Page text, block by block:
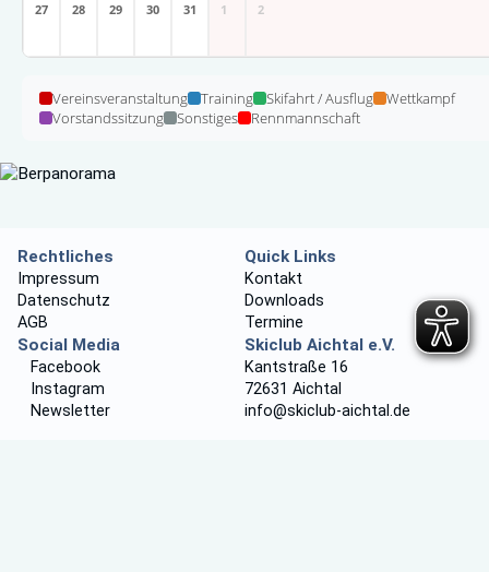
27 28 29 30 31 1 2
Vereinsveranstaltung Training Skifahrt / Ausflug
Wettkampf
Vorstandssitzung
Sonstiges Rennmannschaft
Rechtliches
Impressum
Datenschutz
AGB
Quick Links
Kontakt
Downloads
Termine
Social Media
Facebook
Instagram
Newsletter
Skiclub Aichtal e.V.
Kantstraße 16
72631 Aichtal
info@skiclub-aichtal.de